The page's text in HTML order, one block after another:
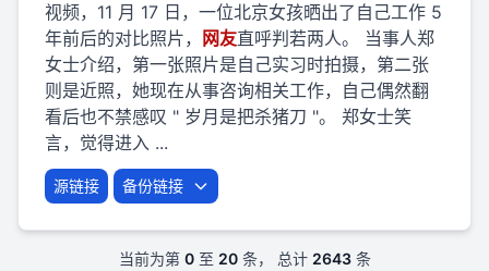
视频，11 月 17 日，一位北京女孩晒出了自己工作 5
年前后的对比照片，
网友直呼判若两人。 当事人郑
女士介绍，第一张照片是自己实习时拍摄，第二张
则是近照，她现在从事咨询相关工作，自己偶然翻
看后也不禁感叹 " 岁月是把杀猪刀 "。 郑女士笑
言，觉得进入 ...
源链接 备份链接
当前为第 0至 20条， 总计 2643条